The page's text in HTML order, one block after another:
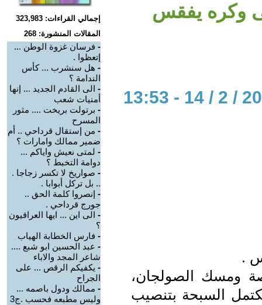
وكره يفقس
.
ومسك الصولجان،
السبحة بتنصيب
إجمالي القراءات: 323,983
المقالات المنشورة: 268
- فرسان غزوة الوطن ...
إتعظوا .
- هل سنشرب ... كأس
الندامة ؟
- الى القادم الجديد ... إنها
أمنيات شعب
- برتولت بريخت .... مثور
المسرح
- من إستقال قرداحي .. أم
ضمير ممالك وامارات ؟
- لمتى نعيش واياكم ...
دوامة التخبط ؟
- صواريخ لا تكسر زجاجا .
.. بل تركل أبوابا .
- إنصروا كلمة الحق ..
جورج قرداحي .
- الى اين ... ايها العراقيون
؟
- فارس الخطابة الهياب
- عبد الحسين ابو شبع ....
شاعر المجد والاباء
- يكفيكم الرقص ... على
الجراح
- ممالك ودول باصمه ...
وليس مطبعه فحسب .ج3